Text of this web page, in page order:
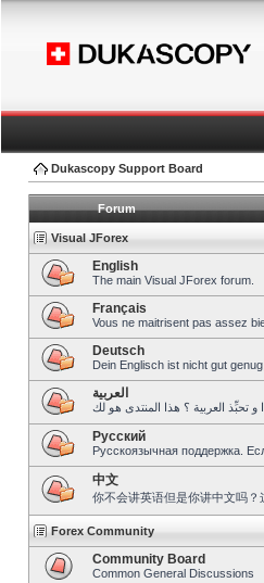
Dukascopy Support Board
Forum
Visual JForex
English
The main Visual JForex forum.
Français
Vous ne maitrisent pas assez
Deutsch
Dein Englisch ist nicht gut
العربية
Pусский
Русскоязычная поддержка.
中文
你不会讲英语但是你讲中文吗？
Forex Community
Community Board
Common General Discussions